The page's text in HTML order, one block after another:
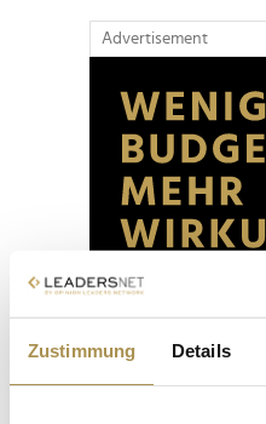
Zustimmung Details
Advertisement